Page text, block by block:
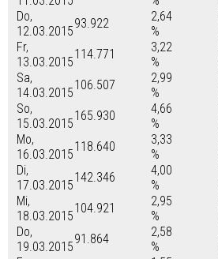
Do,
12.03.2015
93.922
2,64
%
Fr,
13.03.2015
114.771
3,22
%
Sa,
14.03.2015
106.507
2,99
%
So,
15.03.2015
165.930
4,66
%
Mo,
16.03.2015
118.640
3,33
%
Di,
17.03.2015
142.346
4,00
%
Mi,
18.03.2015
104.921
2,95
%
Do,
19.03.2015
91.864
2,58
%